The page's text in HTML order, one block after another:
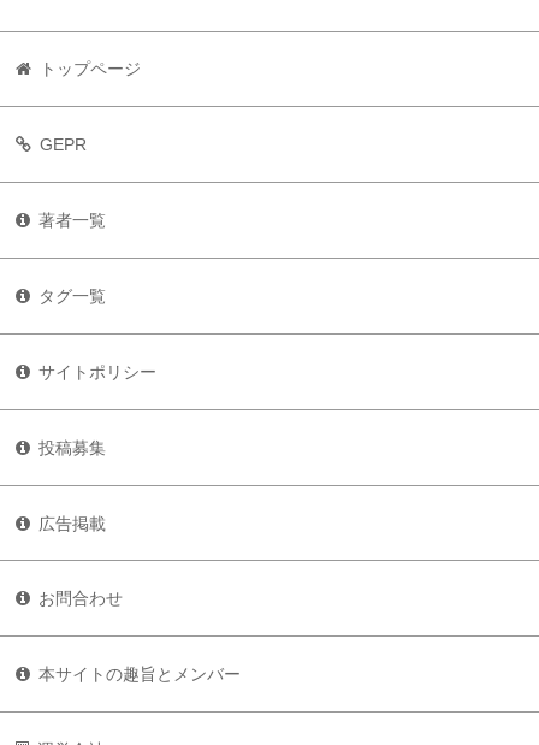
トップページ
GEPR
著者一覧
タグ一覧
サイトポリシー
投稿募集
広告掲載
お問合わせ
本サイトの趣旨とメンバー